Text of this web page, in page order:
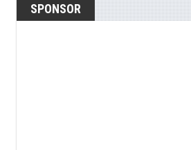
SPONSOR